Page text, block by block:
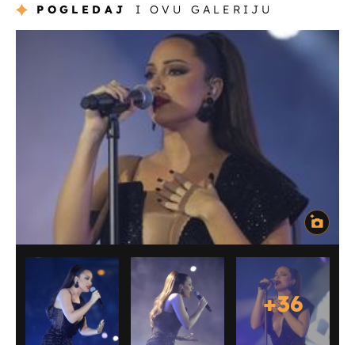
POGLEDAJ I OVU GALERIJU
+36